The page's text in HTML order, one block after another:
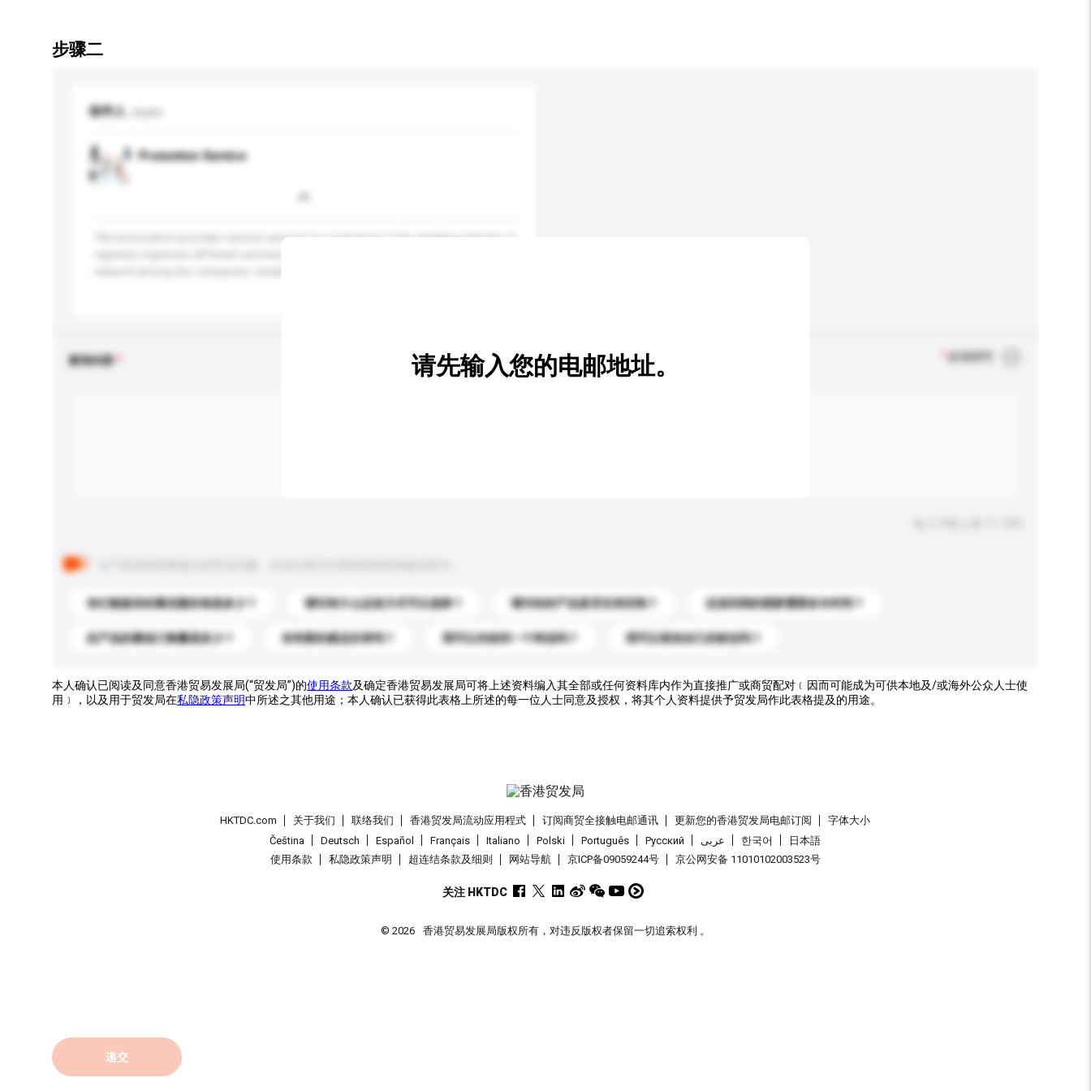
步骤二
收件人
Promotion Service
The association provides various services to companies in the jewellery industry. It
查询内容 必须填写
你们能提供的最优惠价格是多少？ 请问有什么运送方式可以选择？ 请问你的产品是否支持定制？ 运送到我的国家需要多长时间？
此产品的最低订购量是多少？ 你有新的產品目录吗？ 我可以先收到一个样品吗？ 我可以添加自己的标志吗？
请先输入您的电邮地址。
本人确认已阅读及同意香港贸易发展局(“贸发局”)的使用条款及确定香港贸易发展局可将上述资料编入其全部或任何资料库内作为直接推广或商贸配对﹝因而可能成为可供本地及/或海外公众人士使
用﹞，以及用于贸发局在私隐政策声明中所述之其他用途；本人确认已获得此表格上所述的每一位人士同意及授权，将其个人资料提供予贸发局作此表格提及的用途。
递交
HKTDC.com 关于我们 联络我们 香港贸发局流动应用程式 订阅商贸全接触电邮通讯 更新您的香港贸发局电邮订阅
字体大小
Čeština
Deutsch Español Français Italiano Polski Português Pусский عربى 한국어
日本語
使用条款
私隐政策声明 超连结条款及细则 网站导航 京ICP备09059244号 京公网安备 11010102003523号
关注 HKTDC
© 2026 香港贸易发展局版权所有，对违反版权者保留一切追索权利 。